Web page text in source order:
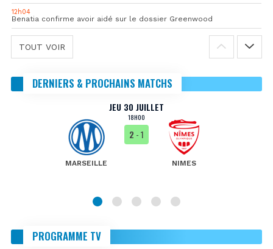
12h04
Benatia confirme avoir aidé sur le dossier Greenwood
TOUT VOIR
DERNIERS & PROCHAINS MATCHS
JEU 30 JUILLET
18H00
MARSEILLE
2 - 1
NIMES
PROGRAMME TV